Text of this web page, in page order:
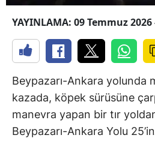
YAYINLAMA: 09 Temmuz 2026
Beypazarı-Ankara yolunda
kazada, köpek sürüsüne
manevra yapan bir tır yoldan
Beypazarı-Ankara Yolu